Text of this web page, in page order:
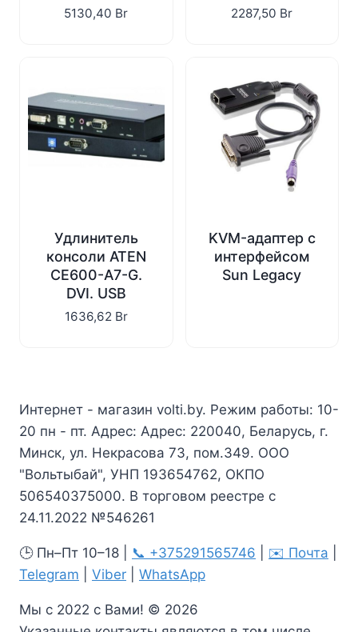
5130,40 Br 2287,50 Br
Удлинитель
консоли ATEN
CE600-A7-G.
DVI. USB
1636,62 Br
KVM-адаптер с
интерфейсом
Sun Legacy
Интернет - магазин volti.by. Режим работы: 10-
20 пн - пт. Адрес: Адрес: 220040, Беларусь, г.
Минск, ул. Некрасова 73, пом.349. ООО
"Вольтыбай", УНП 193654762, ОКПО
506540375000. В торговом реестре с
24.11.2022 №546261
🕒 Пн–Пт 10–18 | 📞 +375291565746 ✉️ Почта
Telegram
Viber WhatsApp
Мы с 2022 с Вами! © 2026